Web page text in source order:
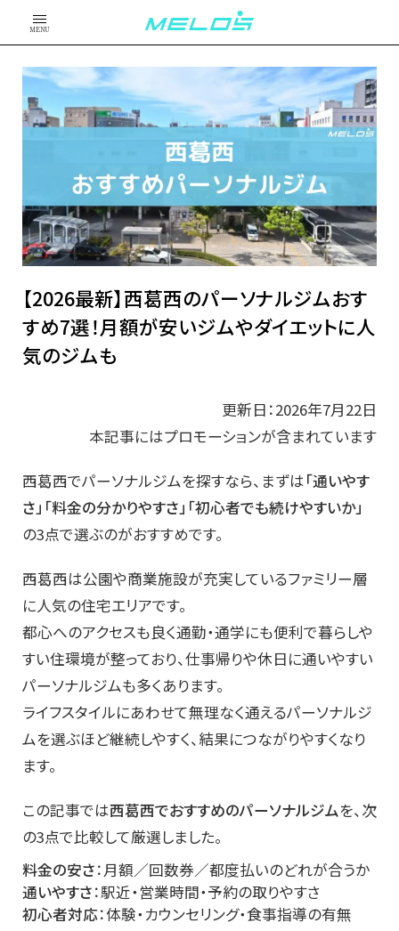
MENU
【2026最新】西葛西のパーソナルジムおす
すめ7選！月額が安いジムやダイエットに人
気のジムも
更新日：2026年7月22日
本記事にはプロモーションが含まれています
西葛西でパーソナルジムを探すなら、まずは「通いやす
さ」「料金の分かりやすさ」「初心者でも続けやすいか」
の3点で選ぶのがおすすめです。
西葛西は公園や商業施設が充実しているファミリー層
に人気の住宅エリアです。
都心へのアクセスも良く通勤・通学にも便利で暮らしや
すい住環境が整っており、仕事帰りや休日に通いやすい
パーソナルジムも多くあります。
ライフスタイルにあわせて無理なく通えるパーソナルジ
ムを選ぶほど継続しやすく、結果につながりやすくなり
ます。
この記事では西葛西でおすすめのパーソナルジムを、次
の3点で比較して厳選しました。
料金の安さ：月額／回数券／都度払いのどれが合うか
通いやすさ：駅近・営業時間・予約の取りやすさ
初心者対応：体験・カウンセリング・食事指導の有無